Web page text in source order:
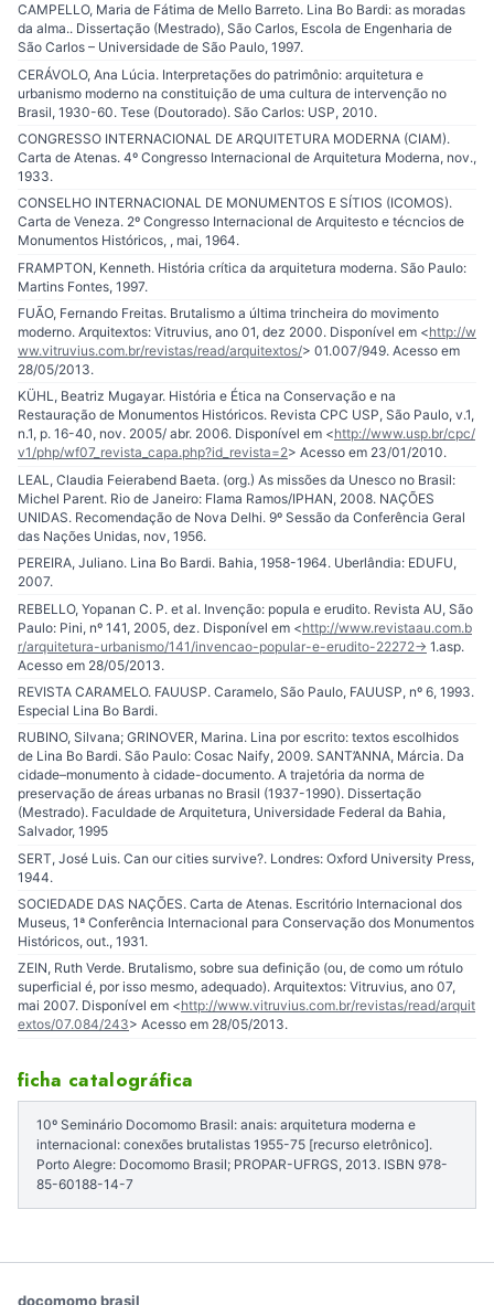
CAMPELLO, Maria de Fátima de Mello Barreto. Lina Bo Bardi: as moradas
da alma.. Dissertação (Mestrado), São Carlos, Escola de Engenharia de
São Carlos – Universidade de São Paulo, 1997.
CERÁVOLO, Ana Lúcia. Interpretações do patrimônio: arquitetura e
urbanismo moderno na constituição de uma cultura de intervenção no
Brasil, 1930-60. Tese (Doutorado). São Carlos: USP, 2010.
CONGRESSO INTERNACIONAL DE ARQUITETURA MODERNA (CIAM).
Carta de Atenas. 4º Congresso Internacional de Arquitetura Moderna, nov.,
1933.
CONSELHO INTERNACIONAL DE MONUMENTOS E SÍTIOS (ICOMOS).
Carta de Veneza. 2º Congresso Internacional de Arquitesto e técncios de
Monumentos Históricos, , mai, 1964.
FRAMPTON, Kenneth. História crítica da arquitetura moderna. São Paulo:
Martins Fontes, 1997.
FUÃO, Fernando Freitas. Brutalismo a última trincheira do movimento
moderno. Arquitextos: Vitruvius, ano 01, dez 2000. Disponível em <http://w
ww.vitruvius.com.br/revistas/read/arquitextos/> 01.007/949. Acesso em
28/05/2013.
KÜHL, Beatriz Mugayar. História e Ética na Conservação e na
Restauração de Monumentos Históricos. Revista CPC USP, São Paulo, v.1,
n.1, p. 16-40, nov. 2005/ abr. 2006. Disponível em <http://www.usp.br/cpc/
v1/php/wf07_revista_capa.php?id_revista=2> Acesso em 23/01/2010.
LEAL, Claudia Feierabend Baeta. (org.) As missões da Unesco no Brasil:
Michel Parent. Rio de Janeiro: Flama Ramos/IPHAN, 2008. NAÇÕES
UNIDAS. Recomendação de Nova Delhi. 9º Sessão da Conferência Geral
das Nações Unidas, nov, 1956.
PEREIRA, Juliano. Lina Bo Bardi. Bahia, 1958-1964. Uberlândia: EDUFU,
2007.
REBELLO, Yopanan C. P. et al. Invenção: popula e erudito. Revista AU, São
Paulo: Pini, nº 141, 2005, dez. Disponível em <http://www.revistaau.com.b
r/arquitetura-urbanismo/141/invencao-popular-e-erudito-22272- > 1.asp.
Acesso em 28/05/2013.
REVISTA CARAMELO. FAUUSP. Caramelo, São Paulo, FAUUSP, nº 6, 1993.
Especial Lina Bo Bardi.
RUBINO, Silvana; GRINOVER, Marina. Lina por escrito: textos escolhidos
de Lina Bo Bardi. São Paulo: Cosac Naify, 2009. SANT’ANNA, Márcia. Da
cidade–monumento à cidade-documento. A trajetória da norma de
preservação de áreas urbanas no Brasil (1937-1990). Dissertação
(Mestrado). Faculdade de Arquitetura, Universidade Federal da Bahia,
Salvador, 1995
SERT, José Luis. Can our cities survive?. Londres: Oxford University Press,
1944.
SOCIEDADE DAS NAÇÕES. Carta de Atenas. Escritório Internacional dos
Museus, 1ª Conferência Internacional para Conservação dos Monumentos
Históricos, out., 1931.
ZEIN, Ruth Verde. Brutalismo, sobre sua definição (ou, de como um rótulo
superficial é, por isso mesmo, adequado). Arquitextos: Vitruvius, ano 07,
mai 2007. Disponível em <http://www.vitruvius.com.br/revistas/read/arquit
extos/07.084/243> Acesso em 28/05/2013.
ficha catalográfica
10º Seminário Docomomo Brasil: anais: arquitetura moderna e
internacional: conexões brutalistas 1955-75 [recurso eletrônico].
Porto Alegre: Docomomo Brasil; PROPAR-UFRGS, 2013. ISBN 978-
85-60188-14-7
docomomo brasil